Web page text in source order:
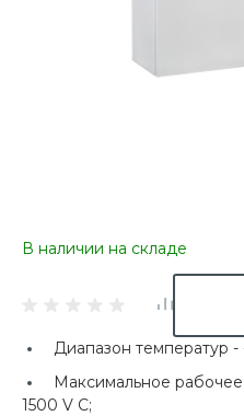
В наличии на складе
Диапазон температур -
Максимальное
1500 V C;